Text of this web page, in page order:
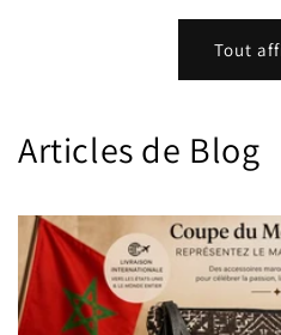
Tout
Articles de Blog